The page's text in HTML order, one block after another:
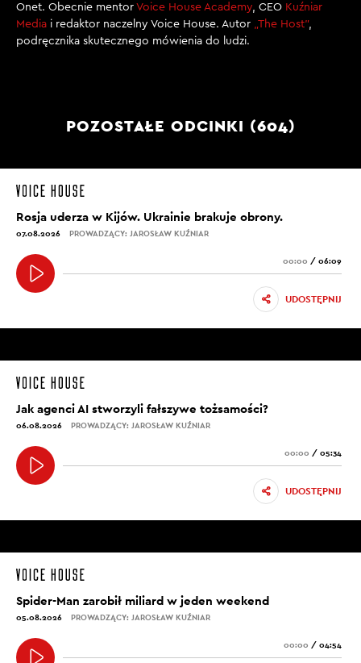
Onet. Obecnie mentor Voice House Academy, CEO Kuźniar
Media i redaktor naczelny Voice House. Autor „The Host”,
podręcznika skutecznego mówienia do ludzi.
POZOSTAŁE ODCINKI (604)
Rosja uderza w Kijów. Ukrainie brakuje obrony.
07.08.2026 PROWADZĄCY: JAROSŁAW KUŹNIAR
00:00 / 06:09
UDOSTĘPNIJ
Jak agenci AI stworzyli fałszywe tożsamości?
06.08.2026 PROWADZĄCY: JAROSŁAW KUŹNIAR
00:00 / 05:34
UDOSTĘPNIJ
Spider-Man zarobił miliard w jeden weekend
05.08.2026 PROWADZĄCY: JAROSŁAW KUŹNIAR
00:00 / 04:54